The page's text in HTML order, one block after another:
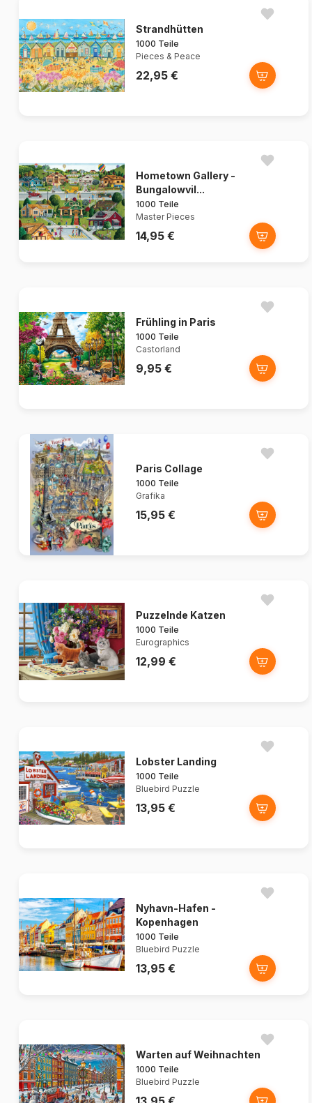
Strandhütten
1000 Teile
Pieces & Peace
22,95 €
Hometown Gallery -
Bungalowvil...
1000 Teile
Master Pieces
14,95 €
Frühling in Paris
1000 Teile
Castorland
9,95 €
Paris Collage
1000 Teile
Grafika
15,95 €
Puzzelnde Katzen
1000 Teile
Eurographics
12,99 €
Lobster Landing
1000 Teile
Bluebird Puzzle
13,95 €
Nyhavn-Hafen -
Kopenhagen
1000 Teile
Bluebird Puzzle
13,95 €
Warten auf Weihnachten
1000 Teile
Bluebird Puzzle